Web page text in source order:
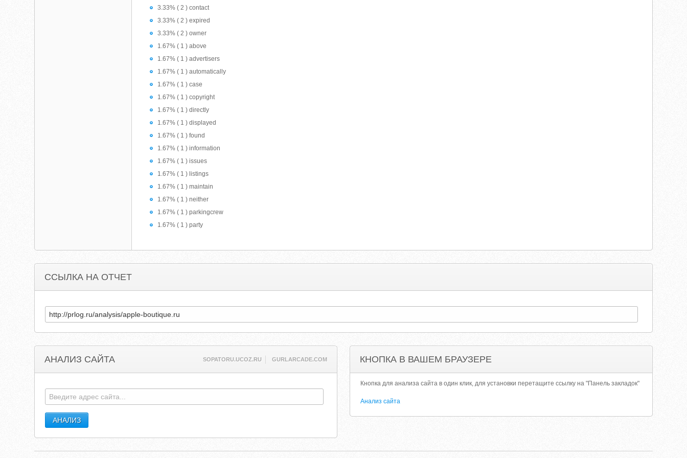
3.33% ( 2 ) contact
3.33% ( 2 ) expired
3.33% ( 2 ) owner
1.67% ( 1 ) above
1.67% ( 1 ) advertisers
1.67% ( 1 ) automatically
1.67% ( 1 ) case
1.67% ( 1 ) copyright
1.67% ( 1 ) directly
1.67% ( 1 ) displayed
1.67% ( 1 ) found
1.67% ( 1 ) information
1.67% ( 1 ) issues
1.67% ( 1 ) listings
1.67% ( 1 ) maintain
1.67% ( 1 ) neither
1.67% ( 1 ) parkingcrew
1.67% ( 1 ) party
ССЫЛКА НА ОТЧЕТ
АНАЛИЗ САЙТА SOPATORU.UCOZ.RU GURLARCADE.COM КНОПКА В ВАШЕМ БРАУЗЕРЕ
Кнопка для анализа сайта в один клик, для установки перетащите ссылку на "Панель закладок"
Анализ сайта